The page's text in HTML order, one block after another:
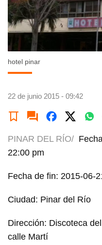
hotel pinar
22 de junio 2015 - 09:42
PINAR DEL RÍO/
22:00 pm
Fecha de fin: 2015-06-
Ciudad: Pinar del Río
Dirección: Discoteca
calle Martí